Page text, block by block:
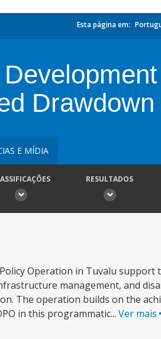
Esta página em:
Drawdown
E MÍDIA
RESULTADOS
Operation in Tuvalu support
management, and
The operation builds on the
in this programmatic... Ver mais